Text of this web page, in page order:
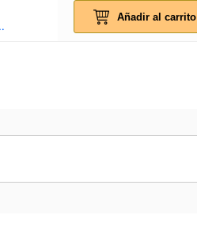
ferrita de 3,5 mm
Añadir al carrito